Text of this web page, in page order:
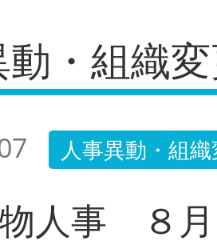
動・組織
人事異動・組
物人事 ８